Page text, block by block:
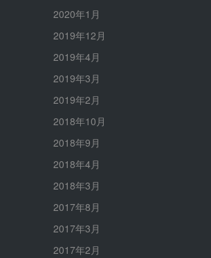
2020年1月
2019年12月
2019年4月
2019年3月
2019年2月
2018年10月
2018年9月
2018年4月
2018年3月
2017年8月
2017年3月
2017年2月